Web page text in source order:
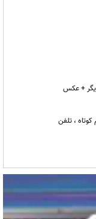
+ عکس
کوتاه ، تلفن